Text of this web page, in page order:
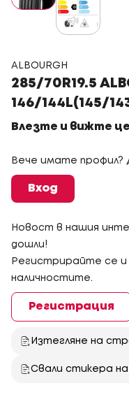
ALBOURGH
285/70R19.5
146/144L(145/
Влезте и вижте
Вече имате
Вход
Новост в нашия
дошли!
Регистрирайте се
наличностите.
Регистрация
Изтегляне на
Свали стикера